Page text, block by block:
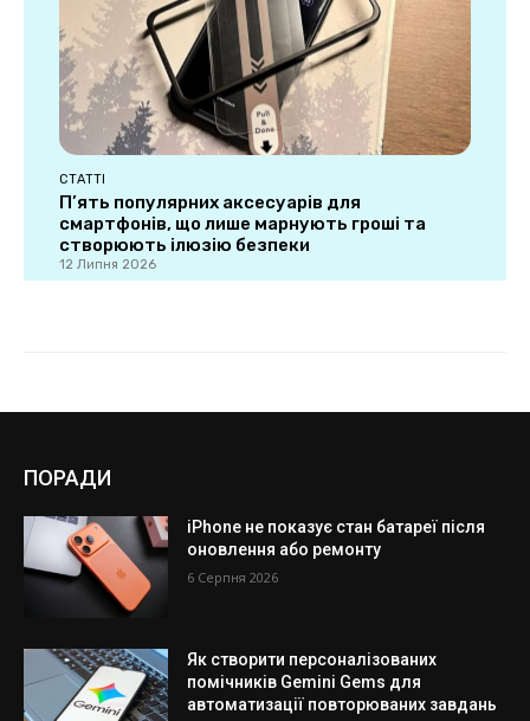
ПОРАДИ
iPhone не показує стан батареї після
оновлення або ремонту
6 Серпня 2026
Як створити персоналізованих
помічників Gemini Gems для
автоматизації повторюваних завдань